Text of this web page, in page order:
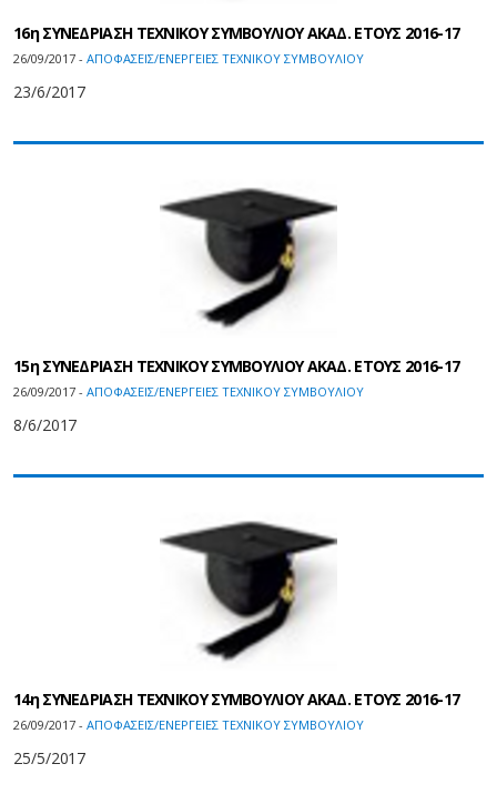
16η ΣΥΝΕΔΡΙΑΣΗ ΤΕΧΝΙΚΟΥ ΣΥΜΒΟΥΛΙΟΥ ΑΚΑΔ. ΕΤΟΥΣ 2016-17
26/09/2017 - ΑΠΟΦΑΣΕΙΣ/ΕΝΕΡΓΕΙΕΣ ΤΕΧΝΙΚΟΥ ΣΥΜΒΟΥΛΙΟΥ
23/6/2017
15η ΣΥΝΕΔΡΙΑΣΗ ΤΕΧΝΙΚΟΥ ΣΥΜΒΟΥΛΙΟΥ ΑΚΑΔ. ΕΤΟΥΣ 2016-17
26/09/2017 - ΑΠΟΦΑΣΕΙΣ/ΕΝΕΡΓΕΙΕΣ ΤΕΧΝΙΚΟΥ ΣΥΜΒΟΥΛΙΟΥ
8/6/2017
14η ΣΥΝΕΔΡΙΑΣΗ ΤΕΧΝΙΚΟΥ ΣΥΜΒΟΥΛΙΟΥ ΑΚΑΔ. ΕΤΟΥΣ 2016-17
26/09/2017 - ΑΠΟΦΑΣΕΙΣ/ΕΝΕΡΓΕΙΕΣ ΤΕΧΝΙΚΟΥ ΣΥΜΒΟΥΛΙΟΥ
25/5/2017